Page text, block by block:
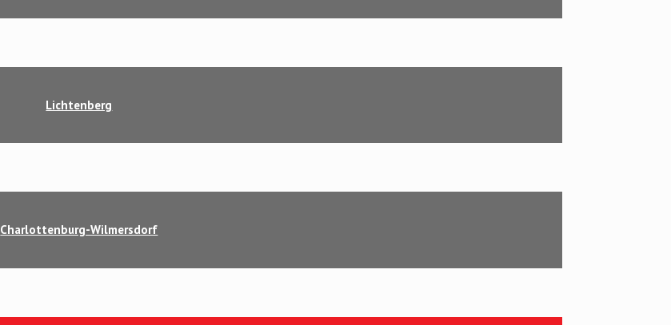
Lichtenberg
Charlottenburg-Wilmersdorf